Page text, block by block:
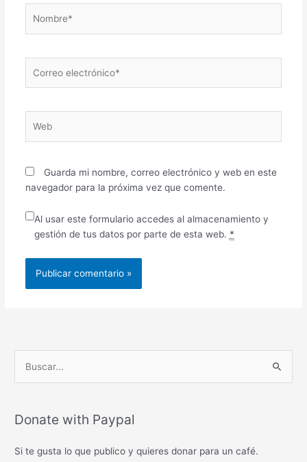
electrónico*
Guarda mi nombre, correo electrónico y web en este
navegador para la próxima vez que comente.
Al usar este formulario accedes al almacenamiento y
gestión de tus datos por parte de esta web. *
c
r
Donate with Paypal
Si te gusta lo que publico y quieres donar para un café.